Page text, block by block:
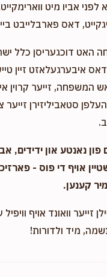
אביו מיט
דאס פארבלייבט ביי
האט דוכגעריסן כלל
איבערגעלאזט זיין
המשפחה, זייער קרוין
סטאביליזירן
נאנטע און ידידים,
אויף די פוס -
קענען.
זייער וואונד אויף
מיד ולדורות!